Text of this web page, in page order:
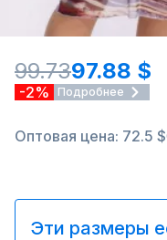
99.7397.88 $
-2% Подробнее
Оптовая цена: 72.5 $
Эти размеры